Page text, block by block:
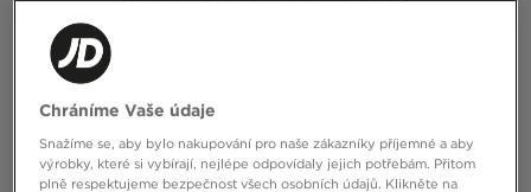
Chráníme Vaše údaje
Snažíme se, aby bylo nakupování pro naše zákazníky příjemné a aby
výrobky, které si vybírají, nejlépe odpovídaly jejich potřebám. Přitom
plně respektujeme bezpečnost všech osobních údajů. Klikněte na